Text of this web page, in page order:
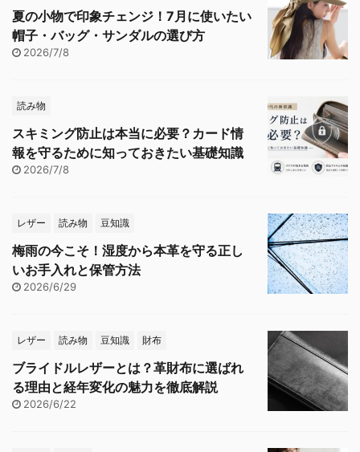
夏の小物で印象チェンジ！7月に使いたい
帽子・バッグ・サンダルの選び方
2026/7/8
読み物
スキミング防止は本当に必要？カード情
報を守るために知っておきたい基礎知識
2026/7/8
レザー 読み物 豆知識
梅雨の今こそ！湿度から本革を守る正し
いお手入れと保管方法
2026/6/29
レザー 読み物 豆知識 財布
ブライドルレザーとは？革財布に選ばれ
る理由と経年変化の魅力を徹底解説
2026/6/22